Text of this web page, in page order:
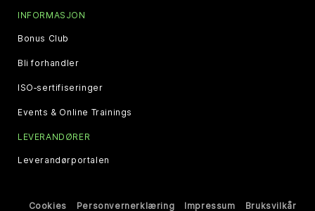
INFORMASJON
Bonus Club
Bli forhandler
ISO‑sertifiseringer
Events & Online Trainings
LEVERANDØRER
Leverandørportalen
Cookies Personvernerklæring Impressum Bruksvilkår